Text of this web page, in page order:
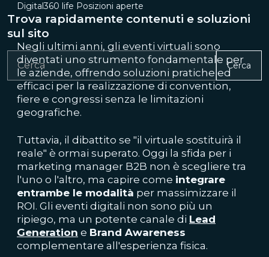
Digital360 life Posizioni aperte
Trova rapidamente contenuti e soluzioni
sul sito
Cerca
Negli ultimi anni, gli eventi virtuali sono
diventati uno strumento fondamentale per
le aziende, offrendo soluzioni pratiche ed
efficaci per la realizzazione di convention,
fiere e congressi senza le limitazioni
geografiche.
Tuttavia, il dibattito se "il virtuale sostituirà il
reale" è ormai superato. Oggi la sfida per i
marketing manager B2B non è scegliere tra
l'uno o l'altro, ma capire come integrare
entrambe le modalità per massimizzare il
ROI. Gli eventi digitali non sono più un
ripiego, ma un potente canale di Lead
Generation e Brand Awareness
complementare all'esperienza fisica.